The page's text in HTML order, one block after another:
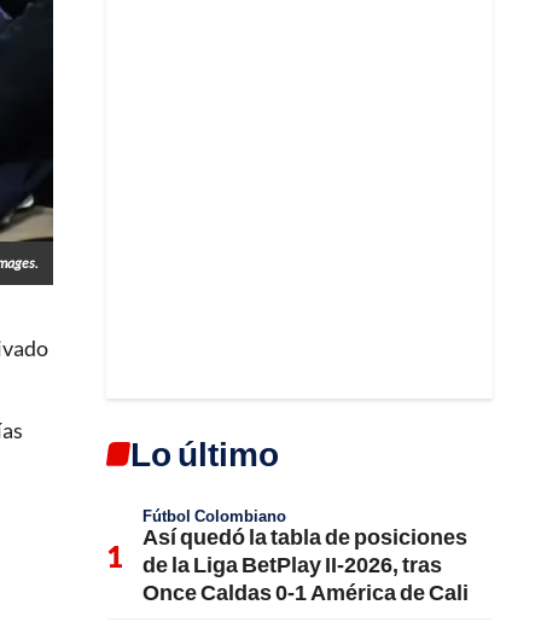
Lo último
Fútbol Colombiano
Así quedó la tabla de posiciones
de la Liga BetPlay II-2026, tras
Once Caldas 0-1 América de Cali